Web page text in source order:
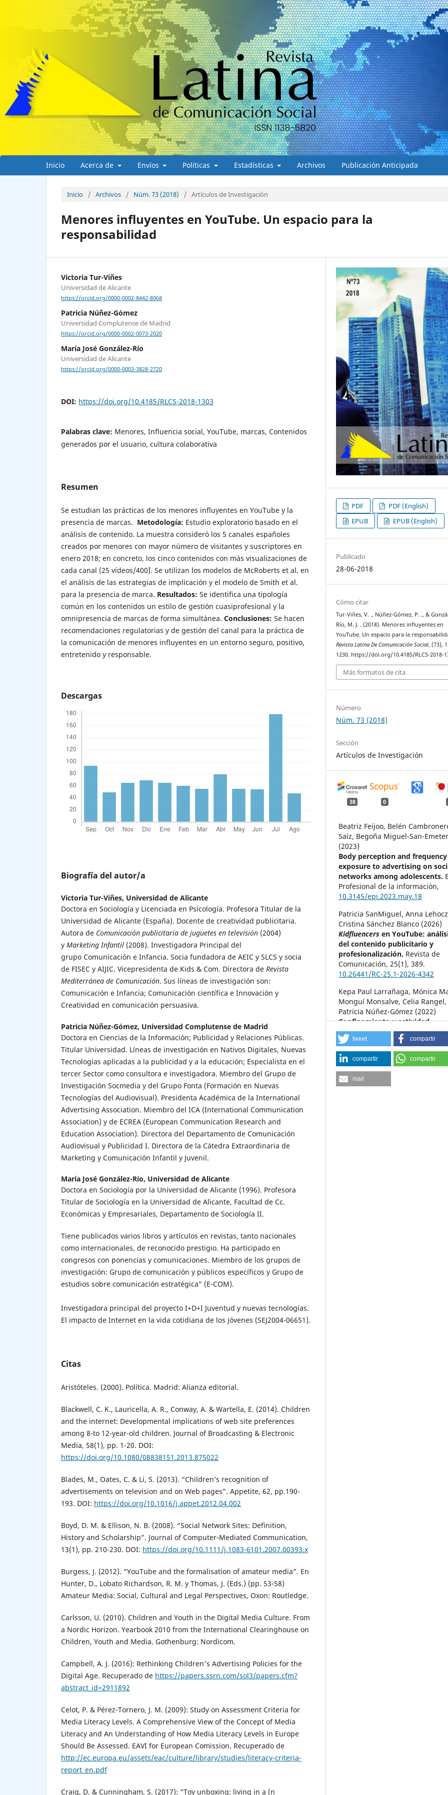
Inicio Acerca de Envíos Políticas Estadísticas Archivos Publicación Anticipada
Inicio / Archivos / Núm. 73 (2018) / Artículos de Investigación
Menores influyentes en YouTube. Un espacio para la
responsabilidad
Victoria Tur-Viñes
Universidad de Alicante
https://orcid.org/0000-0002-8442-8068
Patricia Núñez-Gómez
Universidad Complutense de Madrid
https://orcid.org/0000-0002-0073-2020
María José González-Río
Universidad de Alicante
https://orcid.org/0000-0003-3828-2720
DOI: https://doi.org/10.4185/RLCS-2018-1303
Palabras clave: Menores, Influencia social, YouTube, marcas, Contenidos
generados por el usuario, cultura colaborativa
Resumen
Se estudian las prácticas de los menores influyentes en YouTube y la
presencia de marcas. Metodología: Estudio exploratorio basado en el
análisis de contenido. La muestra consideró los 5 canales españoles
creados por menores con mayor número de visitantes y suscriptores en
enero 2018; en concreto, los cinco contenidos con más visualizaciones de
cada canal (25 vídeos/400´). Se utilizan los modelos de McRoberts et al. en
el análisis de las estrategias de implicación y el modelo de Smith et al.
para la presencia de marca. Resultados: Se identifica una tipología
común en los contenidos un estilo de gestión cuasiprofesional y la
omnipresencia de marcas de forma simultánea. Conclusiones: Se hacen
recomendaciones regulatorias y de gestión del canal para la práctica de
la comunicación de menores influyentes en un entorno seguro, positivo,
entretenido y responsable.
Descargas
Biografía del autor/a
Victoria Tur-Viñes, Universidad de Alicante
Doctora en Sociología y Licenciada en Psicología. Profesora Titular de la
Universidad de Alicante (España). Docente de creatividad publicitaria.
Autora de Comunicación publicitaria de juguetes en televisión (2004)
y Marketing Infantil (2008). Investigadora Principal del
grupo Comunicación e Infancia. Socia fundadora de AEIC y SLCS y socia
de FISEC y AIJIC. Vicepresidenta de Kids & Com. Directora de Revista
Mediterránea de Comunicación. Sus líneas de investigación son:
Comunicación e Infancia; Comunicación científica e Innovación y
Creatividad en comunicación persuasiva.
Patricia Núñez-Gómez, Universidad Complutense de Madrid
Doctora en Ciencias de la Información; Publicidad y Relaciones Públicas.
Titular Universidad. Líneas de investigación en Nativos Digitales, Nuevas
Tecnologías aplicadas a la publicidad y a la educación; Especialista en el
tercer Sector como consultora e investigadora. Miembro del Grupo de
Investigación Socmedia y del Grupo Fonta (Formación en Nuevas
Tecnologías del Audiovisual). Presidenta Académica de la International
Advertising Association. Miembro del ICA (International Communication
Association) y de ECREA (European Communication Research and
Education Association). Directora del Departamento de Comunicación
Audiovisual y Publicidad I. Directora de la Cátedra Extraordinaria de
Marketing y Comunicación Infantil y Juvenil.
María José González-Río, Universidad de Alicante
Doctora en Sociología por la Universidad de Alicante (1996). Profesora
Titular de Sociología en la Universidad de Alicante, Facultad de Cc.
Económicas y Empresariales, Departamento de Sociología II.
Tiene publicados varios libros y artículos en revistas, tanto nacionales
como internacionales, de reconocido prestigio. Ha participado en
congresos con ponencias y comunicaciones. Miembro de los grupos de
investigación: Grupo de comunicación y públicos específicos y Grupo de
estudios sobre comunicación estratégica” (E-COM).
Investigadora principal del proyecto I+D+I Juventud y nuevas tecnologías.
El impacto de Internet en la vida cotidiana de los jóvenes (SEJ2004-06651).
Citas
Aristóteles. (2000). Política. Madrid: Alianza editorial.
Blackwell, C. K., Lauricella, A. R., Conway, A. & Wartella, E. (2014). Children
and the internet: Developmental implications of web site preferences
among 8-to 12-year-old children. Journal of Broadcasting & Electronic
Media, 58(1), pp. 1-20. DOI:
https://doi.org/10.1080/08838151.2013.875022
Blades, M., Oates, C. & Li, S. (2013). “Children’s recognition of
advertisements on television and on Web pages”. Appetite, 62, pp.190-
193. DOI: https://doi.org/10.1016/j.appet.2012.04.002
Boyd, D. M. & Ellison, N. B. (2008). “Social Network Sites: Definition,
History and Scholarship”. Journal of Computer‐Mediated Communication,
13(1), pp. 210-230. DOI: https://doi.org/10.1111/j.1083-6101.2007.00393.x
Burgess, J. (2012). “YouTube and the formalisation of amateur media”. En
Hunter, D., Lobato Richardson, R. M. y Thomas, J. (Eds.) (pp. 53-58)
Amateur Media: Social, Cultural and Legal Perspectives, Oxon: Routledge.
Carlsson, U. (2010). Children and Youth in the Digital Media Culture. From
a Nordic Horizon. Yearbook 2010 from the International Clearinghouse on
Children, Youth and Media. Gothenburg: Nordicom.
Campbell, A. J. (2016): Rethinking Children's Advertising Policies for the
Digital Age. Recuperado de https://papers.ssrn.com/sol3/papers.cfm?
abstract_id=2911892
Celot, P. & Pérez-Tornero, J. M. (2009): Study on Assessment Criteria for
Media Literacy Levels. A Comprehensive View of the Concept of Media
Literacy and An Understanding of How Media Literacy Levels in Europe
Should Be Assessed. EAVI for European Comission. Recuperado de
http://ec.europa.eu/assets/eac/culture/library/studies/literacy-criteria-
report_en.pdf
Craig, D. & Cunningham, S. (2017): “Toy unboxing: living in a (n
PDF
PDF (English)
EPUB
EPUB (English)
Publicado
28-06-2018
Cómo citar
Tur-Viñes, V. ., Núñez-Gómez, P. ., &
Río, M. J. . (2018). Menores influyentes en
YouTube. Un espacio para la
Revista Latina De Comunicación Social, (73),
1230. https://doi.org/10.4185/RLCS-2018-
Más formatos de cita
Número
Núm. 73 (2018)
Sección
Artículos de Investigación
38 0
Beatriz Feijoo, Belén
Saiz, Begoña Miguel-San-
(2023)
Body perception and
exposure to advertising on
networks among adolescents.
Profesional de la información,
10.3145/epi.2023.may.18
Patricia SanMiguel, Anna
Cristina Sánchez Blanco (2026)
Kidfluencers en YouTube:
del contenido publicitario y
profesionalización. Revista de
Comunicación,25(1),389.
10.26441/RC-25.1-2026-4342
Kepa Paul Larrañaga, Mónica
Monguí Monsalve, Celia Rangel,
Patricia Núñez-Gómez (2022)
Confinamiento y actividad
comunicativa en línea de los
y las niñas en España.Palabra
25(1),1.
10.5294/pacla.2022.25.1.9
Silvia Durán Alonso (2022)
“Mamá, quiero ser youtuber”:
tweet compartir
compartir compartir
mail